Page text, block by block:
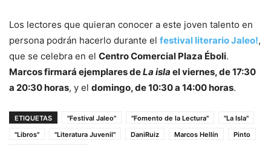
Los lectores que quieran conocer a este joven talento en
persona podrán hacerlo durante el festival literario Jaleo!,
que se celebra en el Centro Comercial Plaza Éboli.
Marcos firmará ejemplares deLa isla el viernes, de 17:30
a 20:30 horas, y el domingo, de 10:30 a 14:00 horas.
ETIQUETAS "Festival Jaleo" "Fomento de la Lectura"
"La Isla"
"Libros"
"Literatura Juvenil" DaniRuiz Marcos Hellín
Pinto